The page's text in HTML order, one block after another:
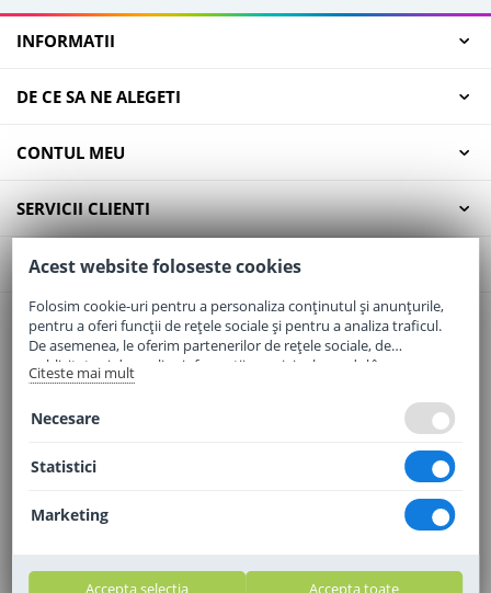
INFORMATII
DE CE SA NE ALEGETI
CONTUL MEU
SERVICII CLIENTI
CONTACT
Email:office@elaptepraf.ro
Telefon:0745-964-449
Adresa:Sos. Borsului, Nr. 20, Oradea, Jud. Bihor
Acest website foloseste cookies
Folosim cookie-uri pentru a personaliza conținutul și anunțurile,
pentru a oferi funcții de rețele sociale și pentru a analiza traficul.
De asemenea, le oferim partenerilor de rețele sociale, de
publicitate și de analize informații cu privire la modul în care
folosiți site-ul nostru. Aceștia le pot combina cu alte informații
Citeste mai mult
Necesare
Statistici
Marketing
Accepta selectia Accepta toate